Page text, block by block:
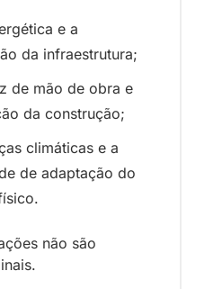
e a
da infraestrutura;
de mão de obra e
da construção;
climáticas e a
de adaptação do
não são